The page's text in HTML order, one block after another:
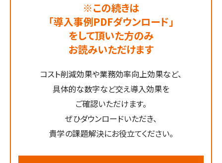
※この続きは
「導入事例PDFダウンロード」
をして頂いた方のみ
お読みいただけます
コスト削減効果や業務効率向上効果など、
具体的な数字など交え導入効果を
ご確認いただけます。
ぜひダウンロードいただき、
貴学の課題解決にお役立てください。